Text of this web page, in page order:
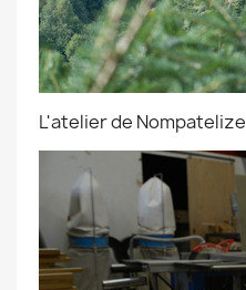
L'atelier de Nompatelize